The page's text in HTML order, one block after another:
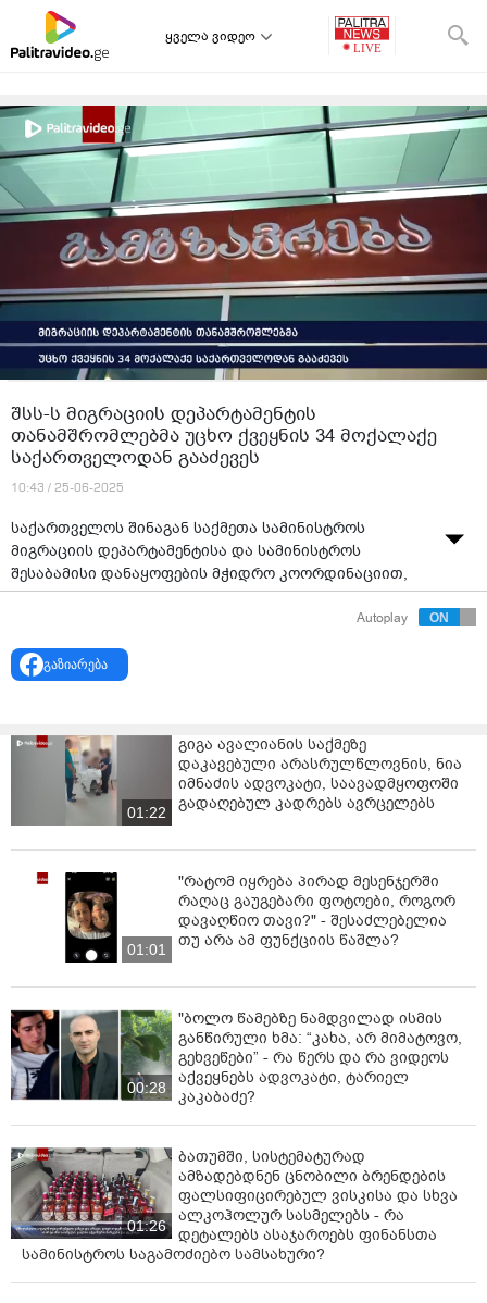
ყველა ვიდეო
შსს-ს მიგრაციის დეპარტამენტის
თანამშრომლებმა უცხო ქვეყნის 34 მოქალაქე
საქართველოდან გააძევეს
10:43 / 25-06-2025
საქართველოს შინაგან საქმეთა სამინისტროს
მიგრაციის დეპარტამენტისა და სამინისტროს
შესაბამისი დანაყოფების მჭიდრო კოორდინაციით,
ბოლო დღეებში ჩატარებული კომპლექსური
ღონისძიებების ფარგლებში, საქართველოდან უცხო
განხორციელდა.საქართველოდან გაძევებულ იქნა:
პაკისტანის, აზერბაიჯანის, ნიგერიისა და მაროკოს -
ჯამში 34 მოქალაქე. მოქმედი კანონმდებლობის
შესაბამისად, გაძევებულ
სამინისტროს მიგრაციის დეპარტამენტი წარმოადგენს
ქვეყნის შიგნით უკანონო მიგრაციის წინააღმდეგ
ბრძოლაზე პასუხისმგებელ ორგანოს. მის ერთ-ერთ
კომპეტენციას წარმოადგენს საქართველოში
სამართლებრივი საფუძვლის გარეშე მყოფი უცხო
ქვეყნის მოქალაქეების გამოვლენა და
საქართველოდან გაძევების განხორციელება.
Autoplay
გაზიარება
01:22
გიგა ავალიანის საქმეზე
დაკავებული არასრულწლოვნის, ნია
იმნაძის ადვოკატი, საავადმყოფოში
გადაღებულ კადრებს ავრცელებს
01:01
"რატომ იყრება პირად მესენჯერში
რაღაც გაუგებარი ფოტოები, როგორ
დავაღწიო თავი?" - შესაძლებელია
თუ არა ამ ფუნქციის წაშლა?
00:28
"ბოლო წამებზე ნამდვილად ისმის
განწირული ხმა: “კახა, არ მიმატოვო,
გეხვეწები” - რა წერს და რა ვიდეოს
აქვეყნებს ადვოკატი, ტარიელ
კაკაბაძე?
01:26
ბათუმში, სისტემატურად
ამზადებდნენ ცნობილი ბრენდების
ფალსიფიცირებულ ვისკისა და სხვა
ალკოჰოლურ სასმელებს - რა
დეტალებს ასაჯაროებს ფინანსთა
სამინისტროს საგამოძიებო სამსახური?